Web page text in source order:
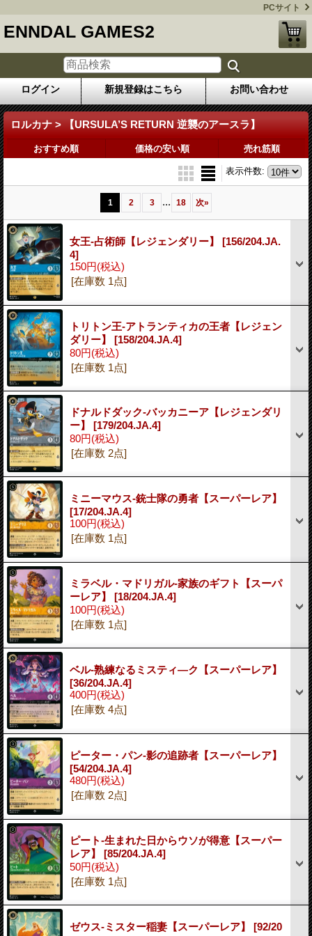
PCサイト
ENNDAL GAMES2
ログイン 新規登録はこちら お問い合わせ
ロルカナ > 【URSULA’S RETURN 逆襲のアースラ】
おすすめ順 価格の安い順 売れ筋順
表示件数:
1 2 3 ... 18 次»
女王-占術師【レジェンダリー】 [156/204.JA.
4]
150円(税込)
[在庫数 1点]
トリトン王-アトランティカの王者【レジェン
ダリー】 [158/204.JA.4]
80円(税込)
[在庫数 1点]
ドナルドダック-バッカニーア【レジェンダリ
ー】 [179/204.JA.4]
80円(税込)
[在庫数 2点]
ミニーマウス-銃士隊の勇者【スーパーレア】
[17/204.JA.4]
100円(税込)
[在庫数 1点]
ミラベル・マドリガル-家族のギフト【スーパ
ーレア】 [18/204.JA.4]
100円(税込)
[在庫数 1点]
ベル-熟練なるミスティ―ク【スーパーレア】
[36/204.JA.4]
400円(税込)
[在庫数 4点]
ピーター・パン-影の追跡者【スーパーレア】
[54/204.JA.4]
480円(税込)
[在庫数 2点]
ピート-生まれた日からウソが得意【スーパー
レア】 [85/204.JA.4]
50円(税込)
[在庫数 1点]
ゼウス-ミスター稲妻【スーパーレア】 [92/20